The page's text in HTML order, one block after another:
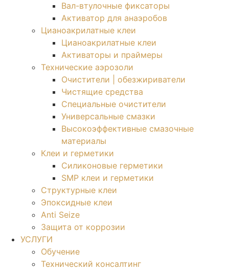
Вал-втулочные фиксаторы
Активатор для анаэробов
Цианоакрилатные клеи
Цианоакрилатные клеи
Активаторы и праймеры
Технические аэрозоли
Очистители | обезжириватели
Чистящие средства​
Специальные очистители
Универсальные смазки
Высокоэффективные смазочные
материалы
Клеи и герметики
Силиконовые герметики
SMP клеи и герметики
Структурные клеи
Эпоксидные клеи
Anti Seize
Защита от коррозии
УСЛУГИ
Обучение
Технический консалтинг